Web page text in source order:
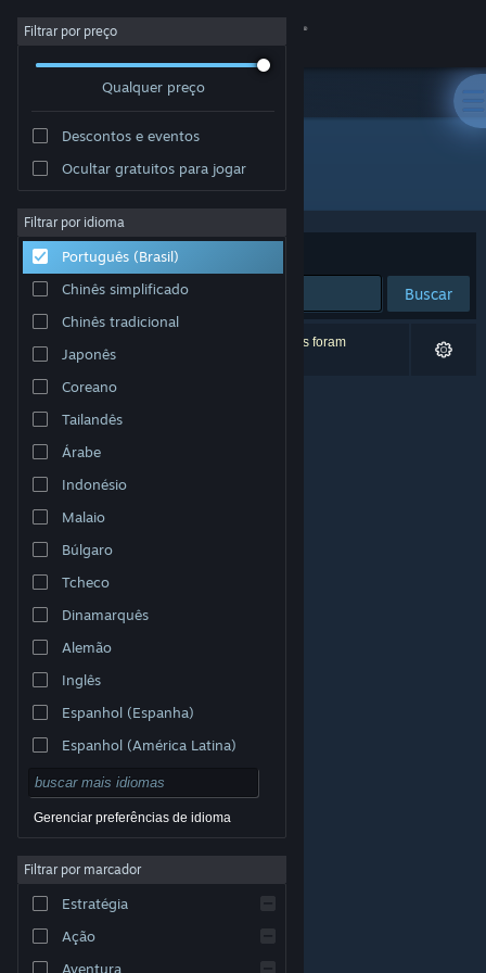
Iniciar sessão
Sobre
Suporte
Alterar idioma
Baixe o aplicativo móvel do Steam
Ver versão para computadores
© Valve Corporation. Todos os direitos reservados.
respectivos donos nos EUA e em outros países.
Acessibilidade
Reembolsos|Cookies
Filtrar por preço
Qualquer preço
Descontos e eventos
Ocultar gratuitos para jogar
Filtrar por idioma
Português (Brasil)
Chinês simplificado
Chinês tradicional
Japonês
Coreano
Tailandês
Árabe
Indonésio
Malaio
Búlgaro
Tcheco
Dinamarquês
Alemão
Inglês
Espanhol (Espanha)
Espanhol (América Latina)
Gerenciar preferências de idioma
Filtrar por marcador
Estratégia
Ação
Aventura
Desenvolvedor: Workyrie Game Studio
Ordenar por Relevância
Buscar
0 resultados correspondem à sua busca. 3 títulos foram
excluídos de acordo com as suas preferências.